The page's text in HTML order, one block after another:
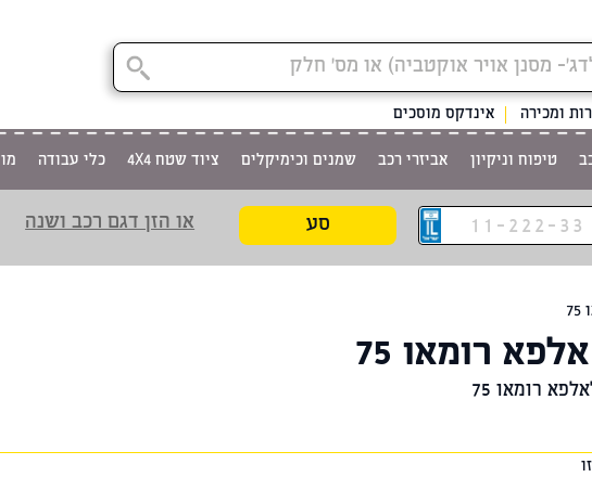
ומכירה אינדקס מוסכים
טיפוח וניקיון אביזרי רכב שמנים וכימיקלים ציוד שטח 4X4 כלי עבודה
סע או הזן דגם רכב ושנה
רומאו 75
רומאו 75